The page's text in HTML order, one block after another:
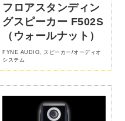
フロアスタンディン
グスピーカー F502S
（ウォールナット）
FYNE AUDIO
スピーカー/オーディオ
システム